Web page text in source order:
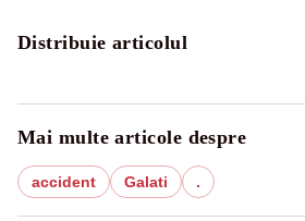
Distribuie articolul
Mai multe articole despre
accident Galati .